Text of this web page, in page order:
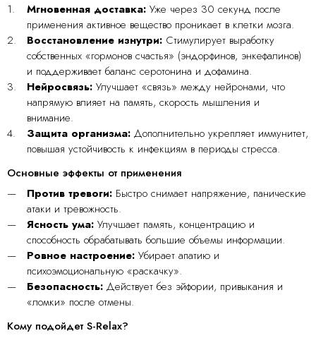
Мгновенная доставка:Уже через 30 секунд после
применения активное вещество проникает в клетки мозга.
Восстановление изнутри:Стимулирует выработку
собственных «гормонов счастья» (эндорфинов, энкефалинов)
и поддерживает баланс серотонина и дофамина.
Нейросвязь:Улучшает «связь» между нейронами, что
напрямую влияет на память, скорость мышления и
внимание.
Защита организма:Дополнительно укрепляет иммунитет,
повышая устойчивость к инфекциям в периоды стресса.
Основные эффекты от применения
Против тревоги:Быстро снимает напряжение, панические
атаки и тревожность.
Ясность ума:Улучшает память, концентрацию и
способность обрабатывать большие объемы информации.
Ровное настроение:Убирает апатию и
психоэмоциональную «раскачку».
Безопасность:Действует без эйфории, привыкания и
«ломки» после отмены.
Кому подойдет S-Relax?